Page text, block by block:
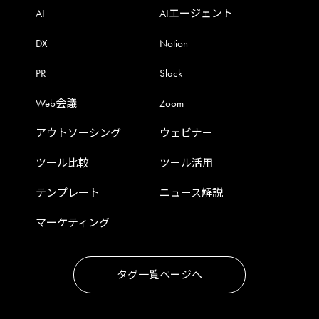
AI AIエージェント
DX Notion
PR Slack
Web会議 Zoom
アウトソーシング ウェビナー
ツール比較 ツール活用
テンプレート ニュース解説
マーケティング
タグ一覧ページへ